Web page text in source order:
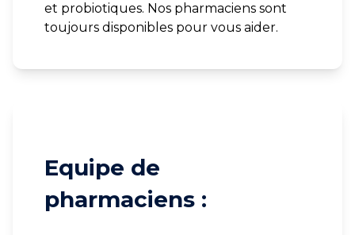
et probiotiques. Nos pharmaciens sont
toujours disponibles pour vous aider.
Equipe de
pharmaciens :